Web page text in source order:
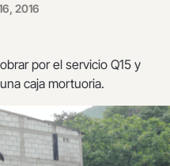
2016
por el servicio Q15 y
caja mortuoria.